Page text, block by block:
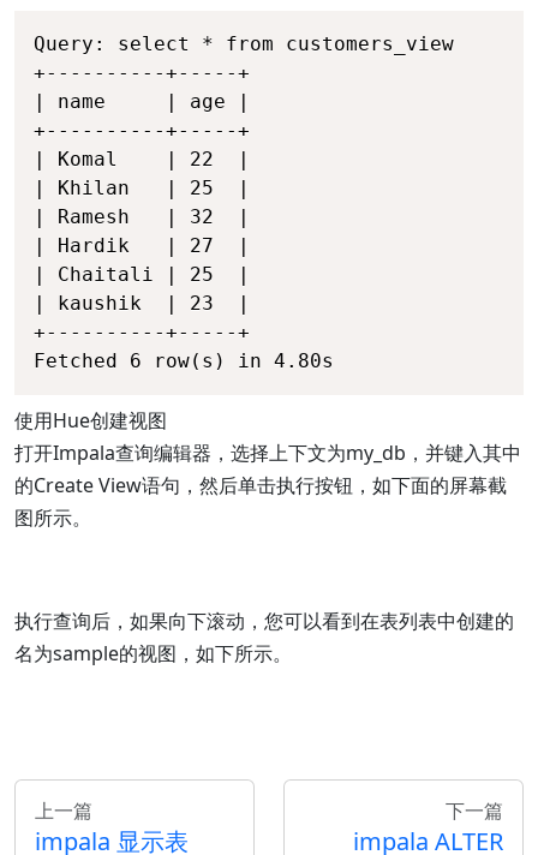
Query: select * from customers_view
+----------+-----+
| name     | age |
+----------+-----+
| Komal    | 22  |
| Khilan   | 25  |
| Ramesh   | 32  |
| Hardik   | 27  |
| Chaitali | 25  |
| kaushik  | 23  |
+----------+-----+
Fetched 6 row(s) in 4.80s
使用Hue创建视图
打开Impala查询编辑器，选择上下文为my_db，并键入其中
的Create View语句，然后单击执行按钮，如下面的屏幕截
图所示。
执行查询后，如果向下滚动，您可以看到在表列表中创建的
名为sample的视图，如下所示。
上一篇
impala 显示表
下一篇
impala ALTER